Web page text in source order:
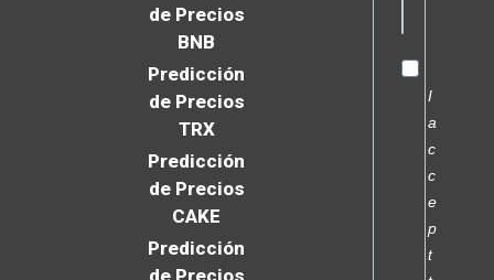
de Precios
BNB
Predicción
de Precios
TRX
Predicción
de Precios
CAKE
Predicción
I
a
c
c
e
p
t